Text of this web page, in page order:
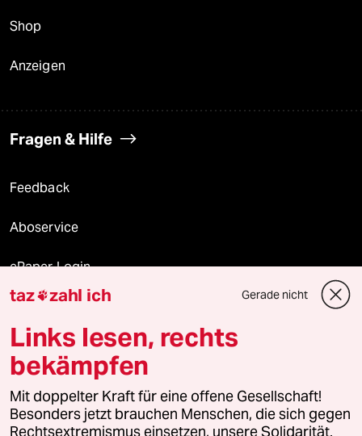
Shop
Anzeigen
Fragen & Hilfe
Feedback
Aboservice
ePaper Login
Downloads für Abonnierende
© 2026 taz Verlags und Vertriebs GmbH
Alle Rechte vorbehalten. Bei rechtlichen Fragen oder für Genehmigungen
wenden Sie sich bitte an
lizenzen@taz.de
taz zahl ich Gerade nicht
Links lesen, rechts
bekämpfen
Mit doppelter Kraft für eine offene Gesellschaft!
Besonders jetzt brauchen Menschen, die sich gegen
Rechtsextremismus einsetzen, unsere Solidarität.